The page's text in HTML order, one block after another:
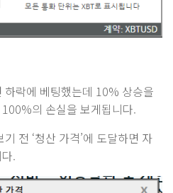
락에 베팅했는데 10% 상승을
의 손실을 보게됩니다.
전 ‘청산 가격’에 도달하면 자
.